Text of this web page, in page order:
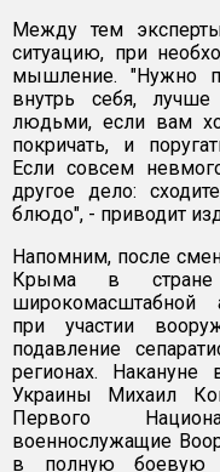
Между тем
ситуацию, при
мышление. "Нужно
внутрь себя,
людьми, если вам
покричать, и
Если совсем
другое дело:
блюдо", - приводит
Напомним, после
Крыма в стране
широкомасштабной
при участии
подавление
регионах.
Украины Михаил
Первого
военнослужащие
в полную боевую